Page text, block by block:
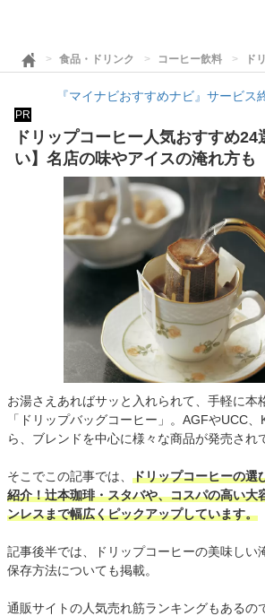
食品・ドリンク コーヒー飲料 ド
『マイナビおすすめナビ』サービス
PR
ドリップコーヒー人気おすすめ24
い】名店の味やアイスの淹れ方も
お湯さえあればサッと入れられて、手軽に本
「ドリップバッグコーヒー」。AGFやUCC
ら、ブレンドを中心に様々な商品が発売され
そこでこの記事では、 ドリップコーヒーの選
紹介！辻本珈琲・スタバや、コスパの高い大
ンレスまで幅広くピックアップしています。
記事後半では、ドリップコーヒーの美味しい
保存方法についても掲載。
通販サイトの人気売れ筋ランキングもあるの